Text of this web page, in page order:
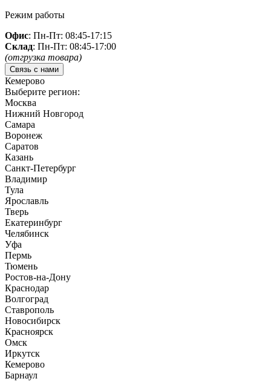
Режим работы
Офис: Пн-Пт: 08:45-17:15
Склад: Пн-Пт: 08:45-17:00
(отгрузка товара)
Связь с нами
Кемерово
Выберите регион:
Москва
Нижний Новгород
Самара
Воронеж
Саратов
Казань
Санкт-Петербург
Владимир
Тула
Ярославль
Тверь
Екатеринбург
Челябинск
Уфа
Пермь
Тюмень
Ростов-на-Дону
Краснодар
Волгоград
Ставрополь
Новосибирск
Красноярск
Омск
Иркутск
Кемерово
Барнаул